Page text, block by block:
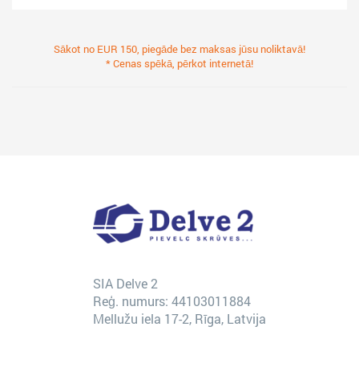
Sākot no EUR 150, piegāde bez maksas jūsu noliktavā!
* Cenas spēkā, pērkot internetā!
SIA Delve 2
Reģ. numurs: 44103011884
Mellužu iela 17-2, Rīga, Latvija